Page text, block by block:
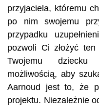
przyjaciela, któremu
po nim swojemu
przypadku
pozwoli Ci złożyć ten
Twojemu
możliwością, aby
Aarnoud jest to, że
projektu. Niezależnie